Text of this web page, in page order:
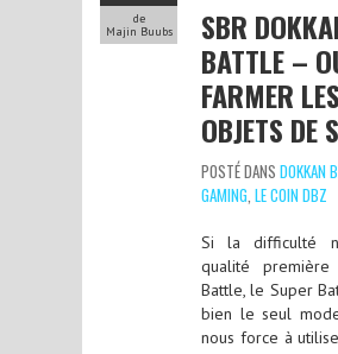
de
Majin Buubs
SBR
BATTLE –
FARMER LES
OBJETS DE
POSTÉ DANS DOKKAN
GAMING LE COIN DBZ
Si la difficulté
qualité
Battle, le Super
bien le seul
nous force à